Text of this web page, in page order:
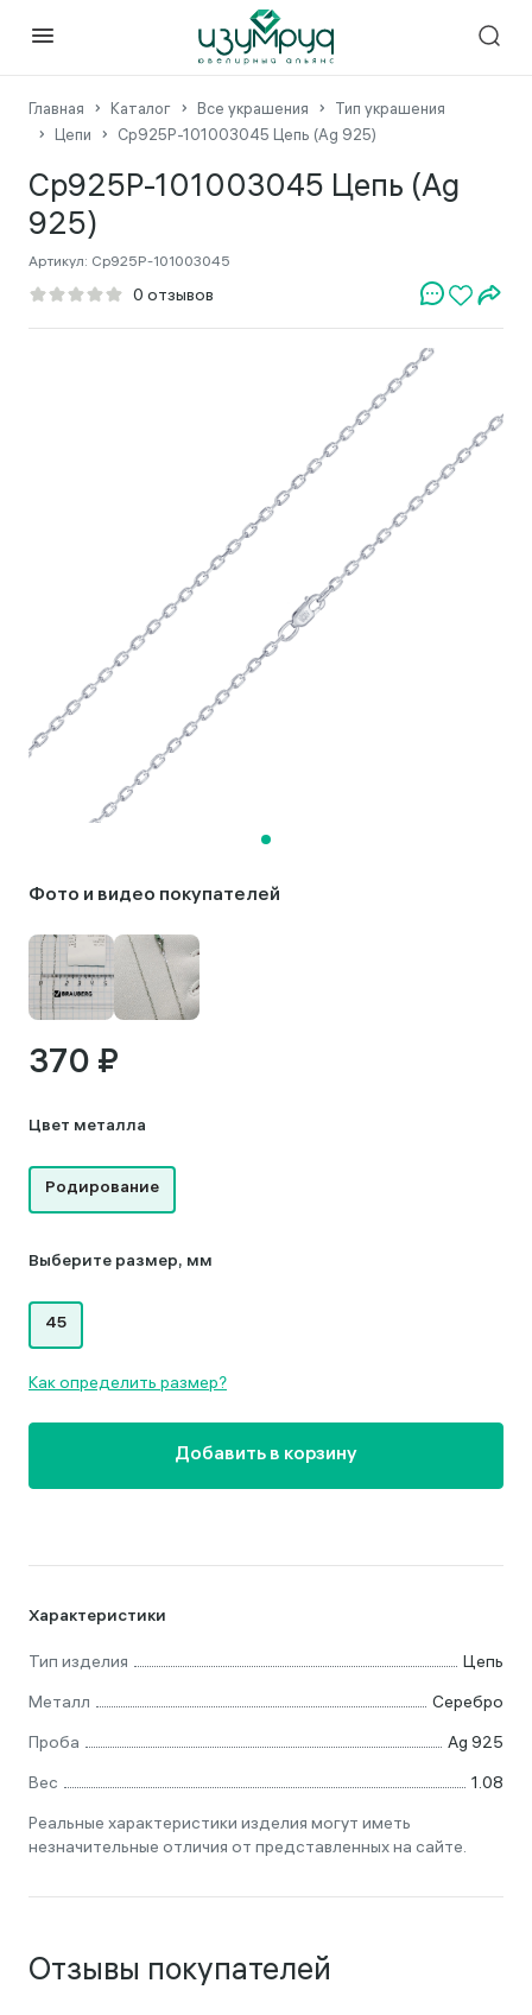
Главная Каталог Все украшения
Тип украшения
Цепи
Ср925Р-101003045 Цепь (Ag 925)
Ср925Р-101003045 Цепь (Ag
925)
Артикул: Ср925Р-101003045
Фото и видео покупателей
Характеристики
Тип изделия
Цепь
Металл
Серебро
Проба
Ag 925
Вес
1.08
Реальные характеристики изделия могут иметь
незначительные отличия от представленных на сайте.
370 ₽
Цвет металла
Родирование
Выберите размер, мм
45
Как определить размер?
Добавить в корзину
Отзывы покупателей